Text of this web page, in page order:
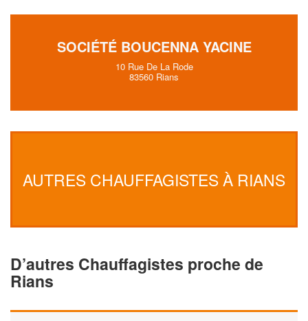
SOCIÉTÉ BOUCENNA YACINE
10 Rue De La Rode
83560 Rians
AUTRES CHAUFFAGISTES À RIANS
D’autres Chauffagistes proche de
Rians